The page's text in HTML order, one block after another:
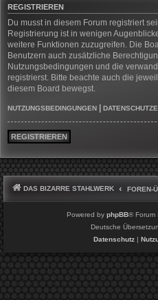
REGISTRIEREN
Du musst in diesem Forum registriert
Registrierung ist in wenigen
weitere Funktionen zuzugreifen. Die
Benutzern auch zusätzliche
Nutzungsbedingungen und die
registrierst. Bitte beachte auch die
diesem Board bewegst.
NUTZUNGSBEDINGUNGEN
REGISTRIEREN
DAS BIZARRE STAHLWERK FOREN-
Powered by phpBB® Forum
Deutsche
Datenschutz|